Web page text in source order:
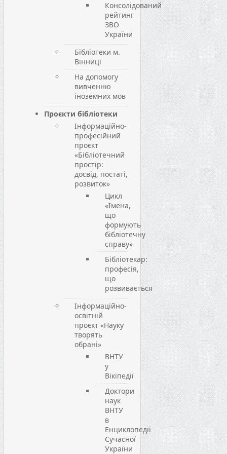
Консолідований
рейтинг
ЗВО
України
Бібліотеки м.
Вінниці
На допомогу
вивченню
іноземних мов
Проєкти бібліотеки
Інформаційно-
професійний
проєкт
«Бібліотечний
простір:
досвід, постаті,
розвиток»
Цикл
«Імена,
що
формують
бібліотечну
справу»
Бібліотекар:
професія,
що
розвивається
Інформаційно-
освітній
проєкт «Науку
творять
обрані»
ВНТУ
у
Вікіпедії
Доктори
наук
ВНТУ
в
Енциклопедії
Сучасної
України